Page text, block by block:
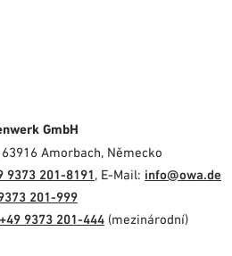
GmbH
Amorbach, Německo
9373 201-8191, E-Mail: info@owa.de
201-999
+49 9373 201-444 (mezinárodní)